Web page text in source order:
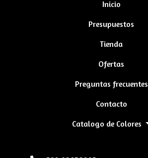
Inicio
Presupuestos
Tienda
Ofertas
Preguntas frecuentes
Contacto
Catalogo de Colores